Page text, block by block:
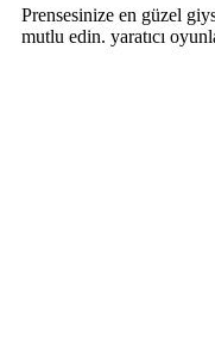
Prensesinize en güzel
mutlu edin. yaratıcı